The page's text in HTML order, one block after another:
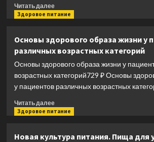
Читать далееПрочитать
больше
стать
веганом.
Исчерпывающее
руководство
растительному
питанию
на
Здоровое питание
Основы здорового образа жизни у
различных возрастных категорий
Основы здорового образа жизни у
возрастных категорий729 ₽ Основы
у пациентов различных возрастных
Читать далееПрочитать
больше
здорового
Здоровое питание
Новая культура питания. Пища для